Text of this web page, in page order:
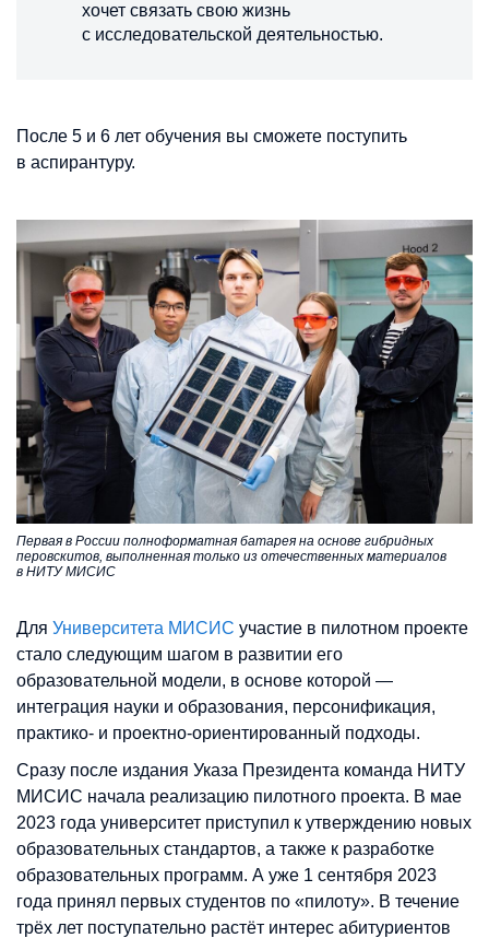
хочет связать свою жизнь
с исследовательской деятельностью.
После 5 и 6 лет обучения вы сможете поступить
в аспирантуру.
Первая в России полноформатная батарея на основе гибридных
перовскитов, выполненная только из отечественных материалов
в НИТУ МИСИС
Для Университета МИСИС участие в пилотном проекте
стало следующим шагом в развитии его
образовательной модели, в основе которой —
интеграция науки и образования, персонификация,
практико- и проектно-ориентированный подходы.
Сразу после издания Указа Президента команда НИТУ
МИСИС начала реализацию пилотного проекта. В мае
2023 года университет приступил к утверждению новых
образовательных стандартов, а также к разработке
образовательных программ. А уже 1 сентября 2023
года принял первых студентов по «пилоту». В течение
трёх лет поступательно растёт интерес абитуриентов